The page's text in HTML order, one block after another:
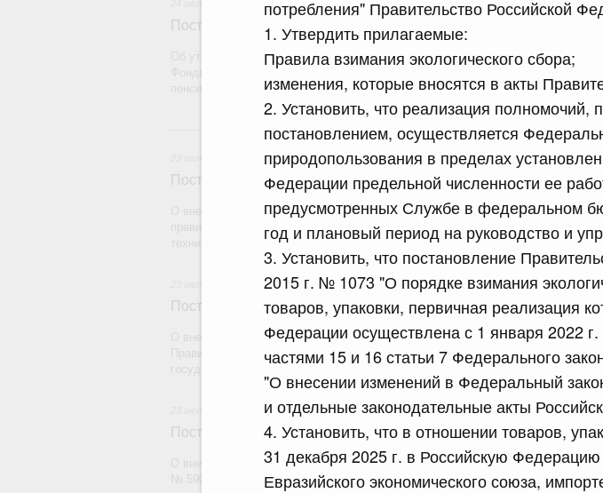
потребления" Правительство Российской
1. Утвердить прилагаемые:
Правила взимания экологического сбора;
изменения, которые вносятся в акты
2. Установить, что реализация
постановлением, осуществляется
природопользования в пределах
Федерации предельной численности ее
предусмотренных Службе в федеральном
год и плановый период на руководство и
3. Установить, что постановление
2015 г. № 1073 "О порядке взимания
товаров, упаковки, первичная реализация
Федерации осуществлена с 1 января 2022
частями 15 и 16 статьи 7 Федерального
"О внесении изменений в Федеральный
и отдельные законодательные акты
4. Установить, что в отношении товаров,
31 декабря 2025 г. в Российскую
Евразийского экономического союза,
Постановление Правительства Российской Федерации от
Об утверждении Правил определения расчетной процентной ставки
Фонда пенсионного и социального страхования Российской Федерации по
пенсионному страхованию
23 июля, четверг
Постановление Правительства Российской Федерации от
О внесении на ратификацию Протокола о внесении изменений в Соглашение
правилах обращения медицинских изделий (изделий медицинского назначения
техники) в рамках Евразийского экономического союза от 23 декабря 2014 года
Постановление Правительства Российской Федерации от
О внесении на ратификацию Соглашения между Правительством Российской
Правительством Республики Индии о временной трудовой деятельности
Постановление Правительства Российской Федерации от
О внесении изменений в постановление Правительства Российской